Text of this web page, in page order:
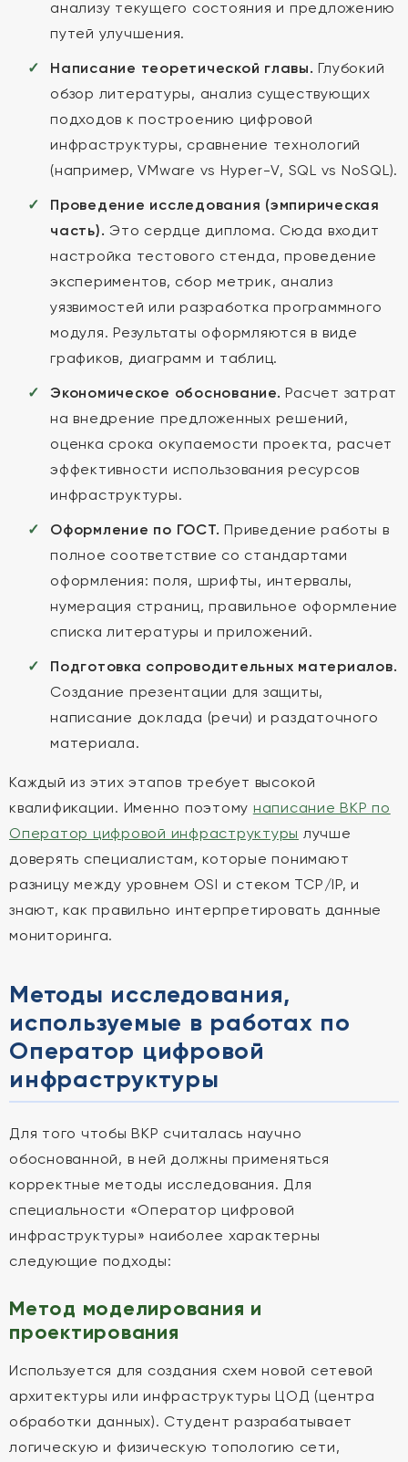
анализу текущего состояния и предложению
путей улучшения.
Написание теоретической главы. Глубокий
обзор литературы, анализ существующих
подходов к построению цифровой
инфраструктуры, сравнение технологий
(например, VMware vs Hyper-V, SQL vs NoSQL).
Проведение исследования (эмпирическая
часть). Это сердце диплома. Сюда входит
настройка тестового стенда, проведение
экспериментов, сбор метрик, анализ
уязвимостей или разработка программного
модуля. Результаты оформляются в виде
графиков, диаграмм и таблиц.
Экономическое обоснование. Расчет затрат
на внедрение предложенных решений,
оценка срока окупаемости проекта, расчет
эффективности использования ресурсов
инфраструктуры.
Оформление по ГОСТ. Приведение работы в
полное соответствие со стандартами
оформления: поля, шрифты, интервалы,
нумерация страниц, правильное оформление
списка литературы и приложений.
Подготовка сопроводительных материалов.
Создание презентации для защиты,
написание доклада (речи) и раздаточного
материала.
Каждый из этих этапов требует высокой
квалификации. Именно поэтому написание ВКР по
Оператор цифровой инфраструктуры лучше
доверять специалистам, которые понимают
разницу между уровнем OSI и стеком TCP/IP, и
знают, как правильно интерпретировать данные
мониторинга.
Методы исследования,
используемые в работах по
Оператор цифровой
инфраструктуры
Для того чтобы ВКР считалась научно
обоснованной, в ней должны применяться
корректные методы исследования. Для
специальности «Оператор цифровой
инфраструктуры» наиболее характерны
следующие подходы:
Метод моделирования и
проектирования
Используется для создания схем новой сетевой
архитектуры или инфраструктуры ЦОД (центра
обработки данных). Студент разрабатывает
логическую и физическую топологию сети,